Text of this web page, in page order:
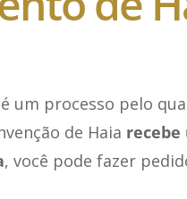
um processo pelo
de Haia
, você pode fazer